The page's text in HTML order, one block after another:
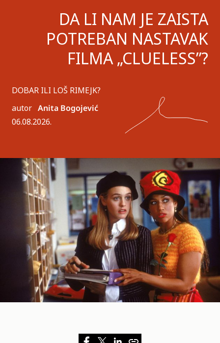
DA LI NAM JE ZAISTA
POTREBAN NASTAVAK
FILMA „CLUELESS”?
DOBAR ILI LOŠ RIMEJK?
autor Anita Bogojević
06.08.2026.